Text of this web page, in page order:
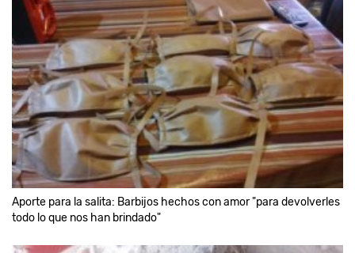
Aporte para la salita: Barbijos hechos con amor "para devolverles
todo lo que nos han brindado"